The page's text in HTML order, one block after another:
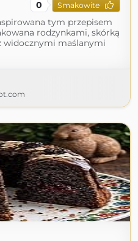
0 Smakowite
tym przepisem
rodzynkami, skórką
widocznymi maślanymi